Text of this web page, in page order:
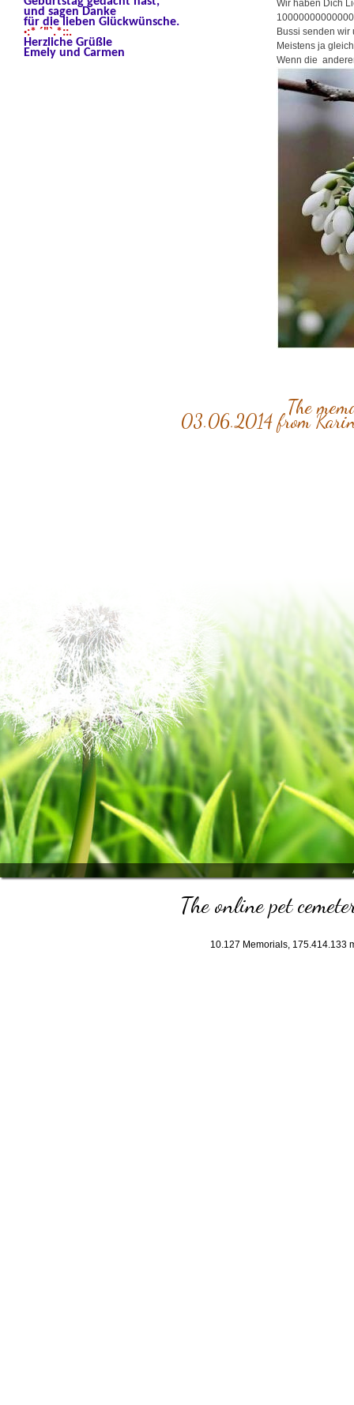
und sagen Danke
für die lieben Glückwünsche.
·:* ´"`.*::.
Herzliche Grüßle
Emely und Carmen
Wir haben Dich
Bussi senden
Meistens ja
Wenn die
The
03.06.2014 from
The online pet
10.127 Memorials, 175.414.133